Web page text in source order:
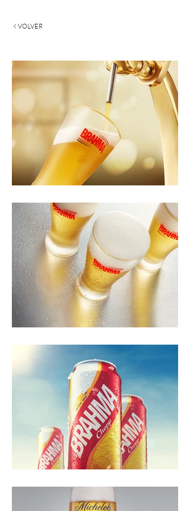
VOLVER